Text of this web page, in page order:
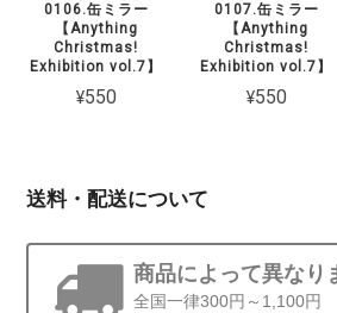
0106.缶ミラー
【Anything
Christmas!
Exhibition vol.7】
¥550
0107.缶ミラー
【Anything
Christmas!
Exhibition vol.7】
¥550
送料・配送について
商品によって異なり
全国一律300円～1,100円